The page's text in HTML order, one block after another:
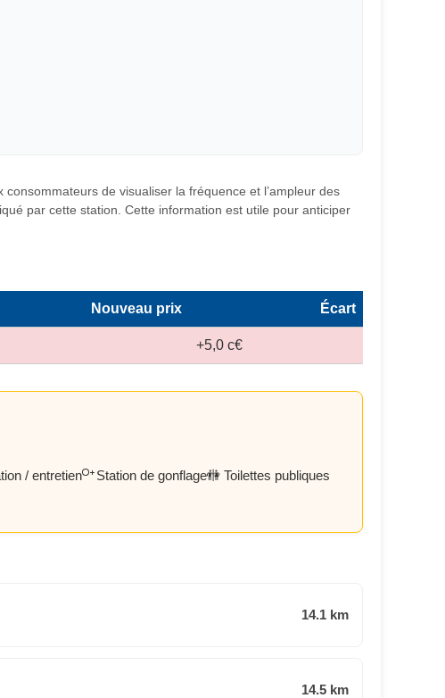
de visualiser la fréquence et l’ampleur des
par cette station. Cette information est utile pour anticiper
Nouveau prix Écart
+5,0 c€
/ entretien Station de gonflage🚻 Toilettes publiques
14.1 km
14.5 km